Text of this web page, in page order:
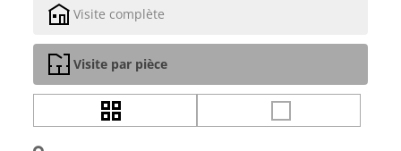
Visite complète
Visite par pièce